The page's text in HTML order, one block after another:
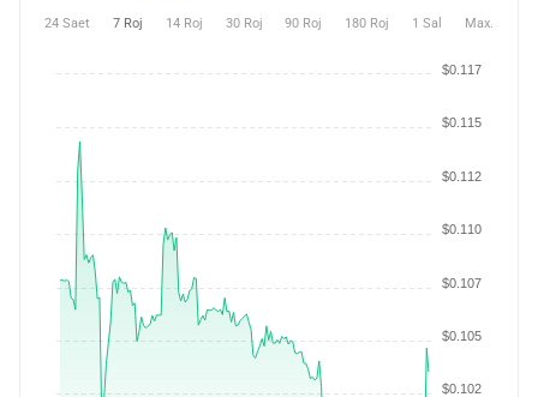
24 Saet 7 Roj 14 Roj 30 Roj 90 Roj 180 Roj 1 Sal Max.
$0.102
$0.105
$0.107
$0.110
$0.112
$0.115
$0.117